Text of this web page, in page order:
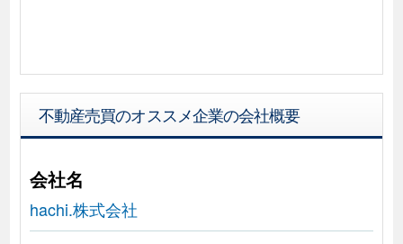
不動産売買のオススメ企業の会社概要
会社名
hachi.株式会社